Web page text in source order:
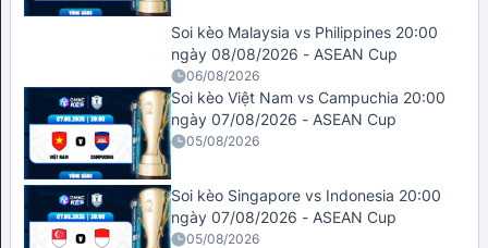
Soi kèo Malaysia vs Philippines 20:00
ngày 08/08/2026 - ASEAN Cup
06/08/2026
Soi kèo Việt Nam vs Campuchia 20:00
ngày 07/08/2026 - ASEAN Cup
05/08/2026
Soi kèo Singapore vs Indonesia 20:00
ngày 07/08/2026 - ASEAN Cup
05/08/2026